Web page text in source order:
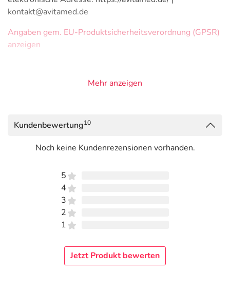
kontakt@avitamed.de
Angaben gem. EU-Produktsicherheitsverordnung (GPSR)
anzeigen
Mehr anzeigen
Kundenbewertung10
Noch keine Kundenrezensionen vorhanden.
5
4
3
2
1
Jetzt Produkt bewerten